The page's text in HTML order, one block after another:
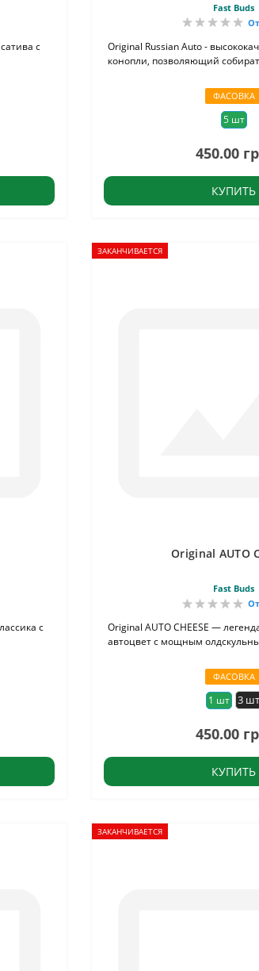
с
Fast Buds
Original Russian Auto -
конопли, позволяющий
ФАСОВКА
5 шт
450.00
КУПИТЬ
с
ЗАКАНЧИВАЕТСЯ
Original AUTO
Fast Buds
Original AUTO CHEESE —
автоцвет с мощным
ФАСОВКА
1 шт 3 шт
450.00
КУПИТЬ
ЗАКАНЧИВАЕТСЯ